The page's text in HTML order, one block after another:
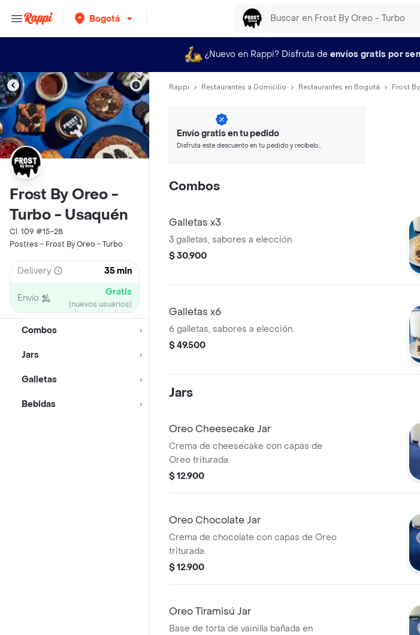
Bogotá
¿Nuevo en Rappi? Disfruta de envíos gratis por
Frost By Oreo -
Turbo - Usaquén
Cl. 109 #15-28
Postres - Frost By Oreo - Turbo
Delivery 35 min
Envío Gratis
(nuevos usuarios)
Combos
Jars
Galletas
Bebidas
Rappi Restaurantes a Domicilio Restaurantes en Bogotá Frost
Envío gratis en tu pedido
Disfruta este descuento en tu pedido y recíbelo
Combos
Galletas x3
3 galletas, sabores a elección.
$ 30.900
Galletas x6
6 galletas, sabores a elección.
$ 49.500
Jars
Oreo Cheesecake Jar
Crema de cheesecake con capas de
Oreo triturada.
$ 12.900
Oreo Chocolate Jar
Crema de chocolate con capas de Oreo
triturada.
$ 12.900
Oreo Tiramisú Jar
Base de torta de vainilla bañada en